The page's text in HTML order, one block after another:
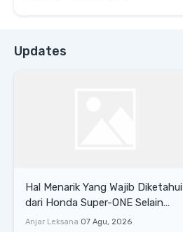
Updates
Hal Menarik Yang Wajib Diketahui
dari Honda Super-ONE Selain
Harga
Anjar Leksana 07 Agu, 2026